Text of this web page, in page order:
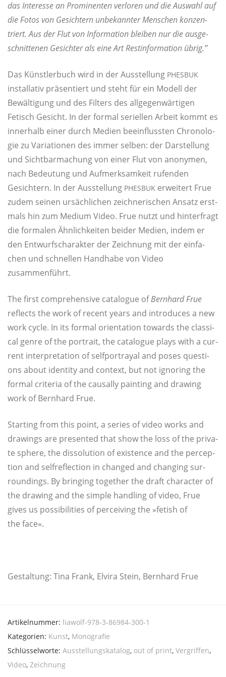
das Inter­es­se an Pro­mi­nen­ten ver­lo­ren und die Aus­wahl auf
die Fotos von Gesich­tern unbe­kann­ter Men­schen kon­zen­
triert. Aus der Flut von Infor­ma­ti­on blei­ben nur die aus­ge­
schnit­te­nen Gesich­ter als eine Art Rest­in­for­ma­ti­on übrig.”
Das Künst­ler­buch wird in der Aus­stel­lung PHESBUK
instal­la­tiv prä­sen­tiert und steht für ein Modell der
Bewäl­ti­gung und des Fil­ters des all­ge­gen­wär­ti­gen
Fetisch Gesicht. In der for­mal seri­el­len Arbeit kommt es
inner­halb einer durch Medi­en beein­fluss­ten Chro­no­lo­
gie zu Varia­tio­nen des immer sel­ben: der Dar­stel­lung
und Sicht­bar­ma­chung von einer Flut von anony­men,
nach Bedeu­tung und Auf­merk­sam­keit rufen­den
Gesich­tern. In der Aus­stel­lung PHESBUK erwei­tert Frue
zudem sei­nen ursäch­li­chen zeich­ne­ri­schen Ansatz erst­
mals hin zum Medi­um Video. Frue nutzt und hin­ter­fragt
die for­ma­len Ähn­lich­kei­ten bei­der Medi­en, indem er
den Ent­wurfs­cha­rak­ter der Zeich­nung mit der ein­fa­
chen und schnel­len Hand­ha­be von Video
zusammenführt.
The first com­pre­hen­si­ve cata­lo­gue ofBern­hard Frue
reflects the work of recent years and intro­du­ces a new
work cycle. In its for­mal ori­en­ta­ti­on towards the clas­si­
cal gen­re of the por­trait, the cata­lo­gue plays with a cur­
rent inter­pre­ta­ti­on of self­por­tra­yal and poses ques­ti­
ons about iden­ti­ty and con­text, but not igno­ring the
for­mal cri­te­ria of the cau­s­al­ly pain­ting and drawing
work of Bern­hard Frue.
Star­ting from this point, a seri­es of video works and
drawings are pre­sen­ted that show the loss of the pri­va­
te sphe­re, the dis­so­lu­ti­on of exis­tence and the per­cep­
ti­on and selfre­flec­tion in chan­ged and chan­ging sur­
roun­dings. By brin­ging tog­e­ther the draft cha­rac­ter of
the drawing and the simp­le hand­ling of video, Frue
gives us pos­si­bi­li­ties of per­cei­ving the »fetish of
the face«.
Gestal­tung: Tina Frank, Elvi­ra Stein, Bern­hard Frue
Artikelnummer: liawolf-978-3-86984-300-1
Kategorien: Kunst, Monografie
Schlüsselworte: Ausstellungskatalog, out of print, Vergriffen,
Video, Zeichnung